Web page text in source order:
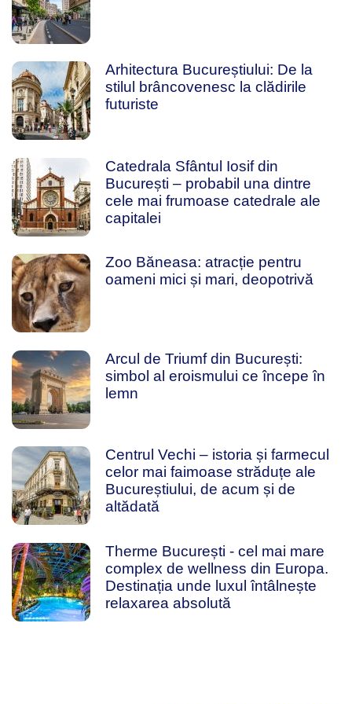
Arhitectura Bucureștiului: De la
stilul brâncovenesc la clădirile
futuriste
Catedrala Sfântul Iosif din
București – probabil una dintre
cele mai frumoase catedrale ale
capitalei
Zoo Băneasa: atracție pentru
oameni mici și mari, deopotrivă
Arcul de Triumf din București:
simbol al eroismului ce începe în
lemn
Centrul Vechi – istoria și farmecul
celor mai faimoase străduțe ale
Bucureștiului, de acum și de
altădată
Therme București - cel mai mare
complex de wellness din Europa.
Destinația unde luxul întâlnește
relaxarea absolută